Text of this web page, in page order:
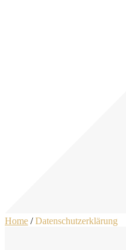
Home /Datenschutzerklärung